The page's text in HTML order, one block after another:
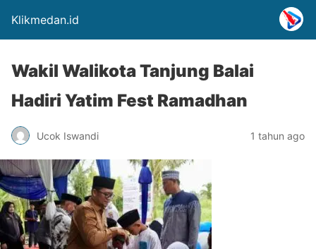
Klikmedan.id
Wakil Walikota Tanjung Balai
Hadiri Yatim Fest Ramadhan
Ucok Iswandi 1 tahun ago